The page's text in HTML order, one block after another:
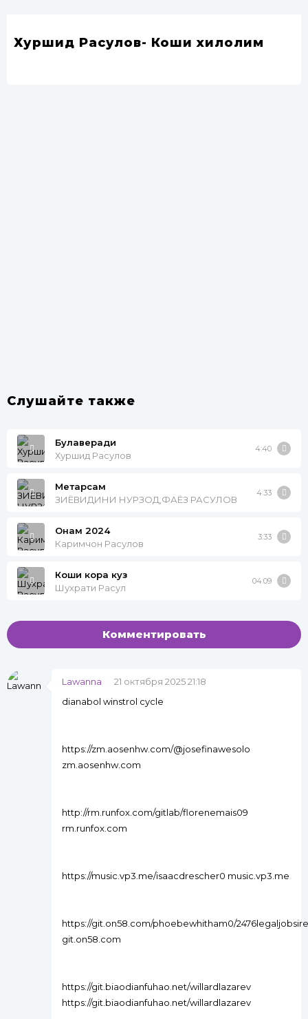
Хуршид Расулов- Коши хилолим
Слушайте также
Булаверади
Хуршид Расулов
4:40
Метарсам
ЗИЁВИДИНИ НУРЗОД,ФАЁЗ РАСУЛОВ
4:33
Онам 2024
Каримчон Расулов
3:33
Коши кора куз
Шухрати Расул
04:09
Комментировать
Lawanna
21 октября 2025 21:18
dianabol winstrol cycle
https://zm.aosenhw.com/@josefinawesolo
zm.aosenhw.com
http://rm.runfox.com/gitlab/florenemais09
rm.runfox.com
https://music.vp3.me/isaacdrescher0 music.vp3.me
https://git.on58.com/phoebewhitham0/
git.on58.com
https://git.biaodianfuhao.net/willardlazarev
https://git.biaodianfuhao.net/willardlazarev